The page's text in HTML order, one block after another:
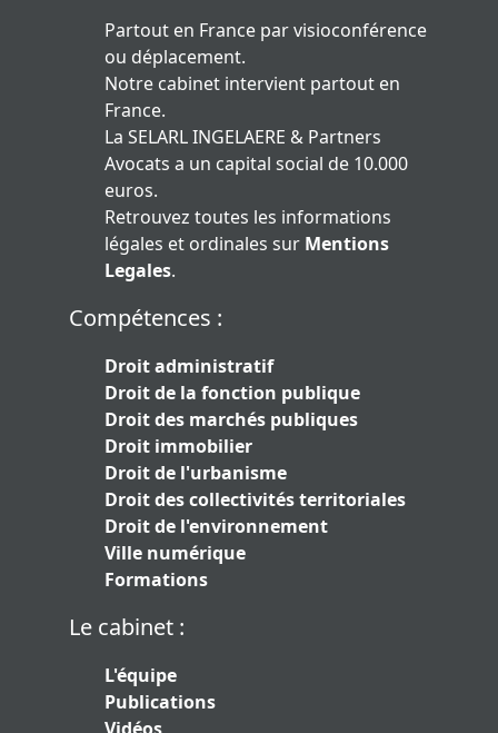
Partout en France par visioconférence
ou déplacement.
Notre cabinet intervient partout en
France.
La SELARL INGELAERE & Partners
Avocats a un capital social de 10.000
euros.
Retrouvez toutes les informations
légales et ordinales sur Mentions
Legales.
Compétences :
Droit administratif
Droit de la fonction publique
Droit des marchés publiques
Droit immobilier
Droit de l'urbanisme
Droit des collectivités territoriales
Droit de l'environnement
Ville numérique
Formations
Le cabinet :
L'équipe
Publications